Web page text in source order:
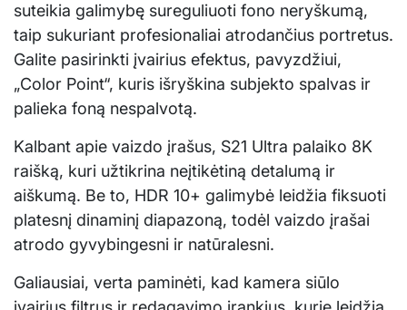
suteikia galimybę sureguliuoti fono neryškumą,
taip sukuriant profesionaliai atrodančius portretus.
Galite pasirinkti įvairius efektus, pavyzdžiui,
„Color Point“, kuris išryškina subjekto spalvas ir
palieka foną nespalvotą.
Kalbant apie vaizdo įrašus, S21 Ultra palaiko 8K
raišką, kuri užtikrina neįtikėtiną detalumą ir
aiškumą. Be to, HDR 10+ galimybė leidžia fiksuoti
platesnį dinaminį diapazoną, todėl vaizdo įrašai
atrodo gyvybingesni ir natūralesni.
Galiausiai, verta paminėti, kad kamera siūlo